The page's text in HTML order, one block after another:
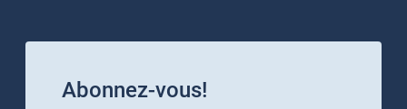
Abonnez-vous!